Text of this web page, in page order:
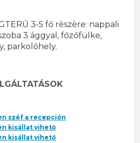
3-5 fő rèszère: nappali
3 ággyal, főzőfülke,
parkolóhely.
széf a recepción
kisállat vihető
kisállat vihető